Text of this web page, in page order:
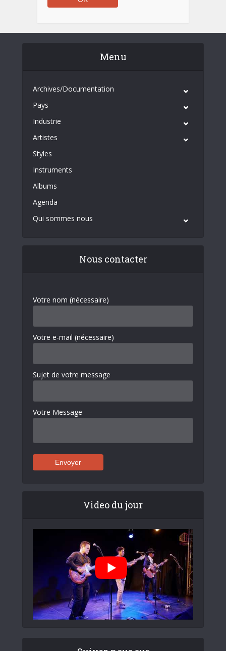
Menu
Archives/Documentation
Pays
Industrie
Artistes
Styles
Instruments
Albums
Agenda
Qui sommes nous
Nous contacter
Votre nom (nécessaire)
Votre e-mail (nécessaire)
Sujet de votre message
Votre Message
Video du jour